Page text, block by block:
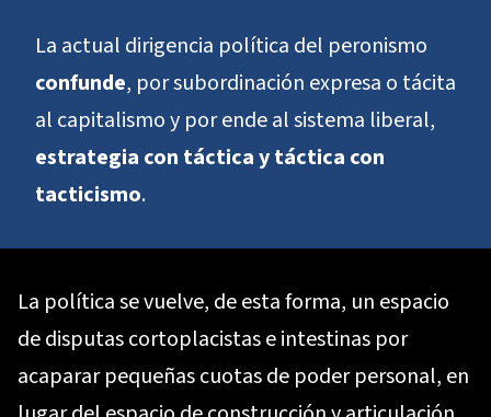
La actual dirigencia política del peronismo
confunde, por subordinación expresa o tácita
al capitalismo y por ende al sistema liberal,
estrategia con táctica y táctica con
tacticismo.
La política se vuelve, de esta forma, un espacio
de disputas cortoplacistas e intestinas por
acaparar pequeñas cuotas de poder personal, en